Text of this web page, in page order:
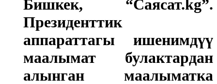
Бишкек, “Саясат.kg”.
Президенттик
аппараттагы ишенимдүү
маалымат булактардан
алынган маалыматка